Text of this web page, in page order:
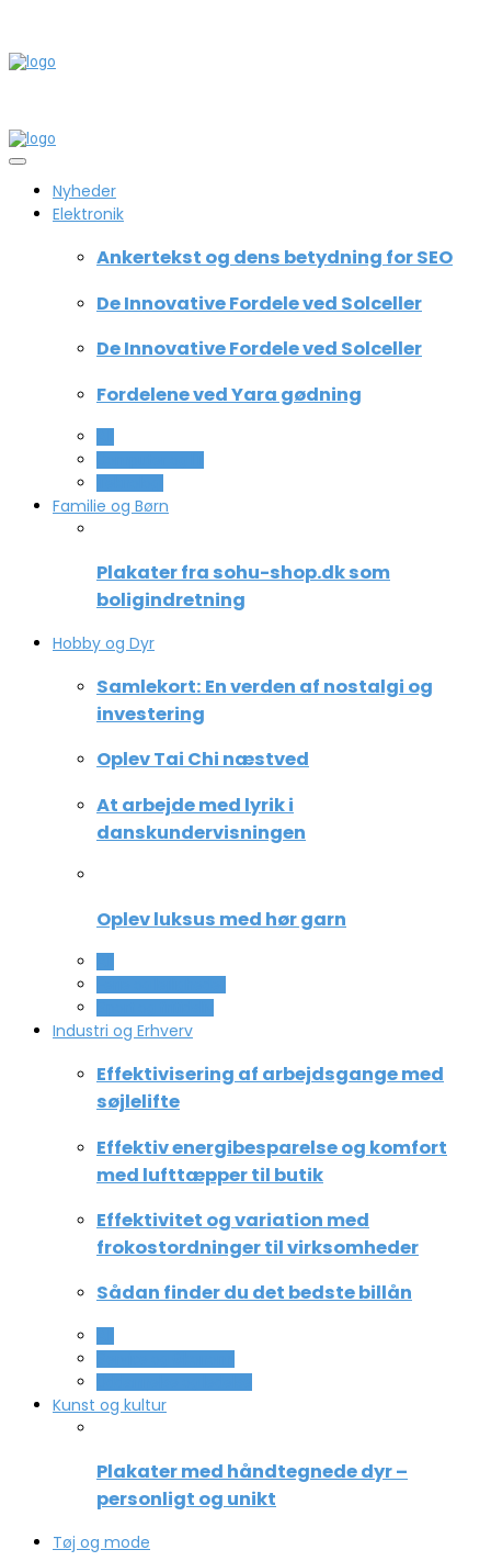
Nyheder
Elektronik
Ankertekst og dens betydning for SEO
De Innovative Fordele ved Solceller
De Innovative Fordele ved Solceller
Fordelene ved Yara gødning
Familie og Børn
Plakater fra sohu-shop.dk som
boligindretning
Hobby og Dyr
Samlekort: En verden af nostalgi og
investering
Oplev Tai Chi næstved
At arbejde med lyrik i
danskundervisningen
Oplev luksus med hør garn
Industri og Erhverv
Effektivisering af arbejdsgange med
søjlelifte
Effektiv energibesparelse og komfort
med lufttæpper til butik
Effektivitet og variation med
frokostordninger til virksomheder
Sådan finder du det bedste billån
Kunst og kultur
Plakater med håndtegnede dyr –
personligt og unikt
Tøj og mode